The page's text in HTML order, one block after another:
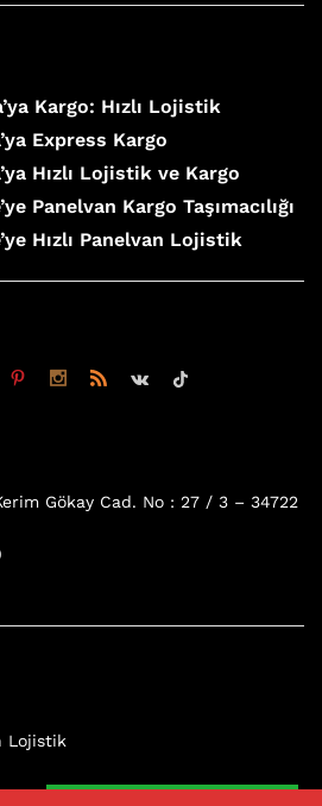
Kargo: Hızlı Lojistik
Express Kargo
Hızlı Lojistik ve Kargo
Panelvan Kargo Taşımacılığı
Hızlı Panelvan Lojistik
Gökay Cad. No : 27 / 3 – 34722
Lojistik